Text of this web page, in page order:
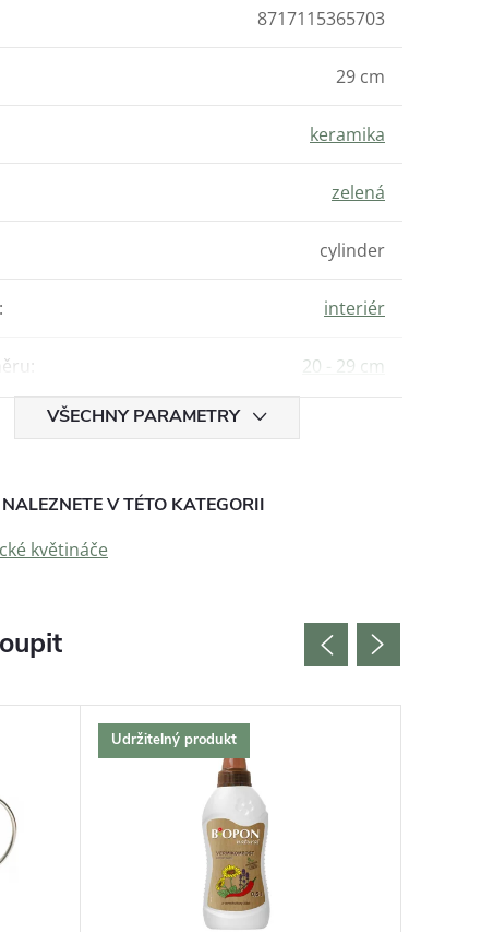
8717115365703
29 cm
keramika
zelená
cylinder
: interiér
: 20 - 29 cm
VŠECHNY PARAMETRY
V TÉTO KATEGORII
květináče
Udržitelný produkt